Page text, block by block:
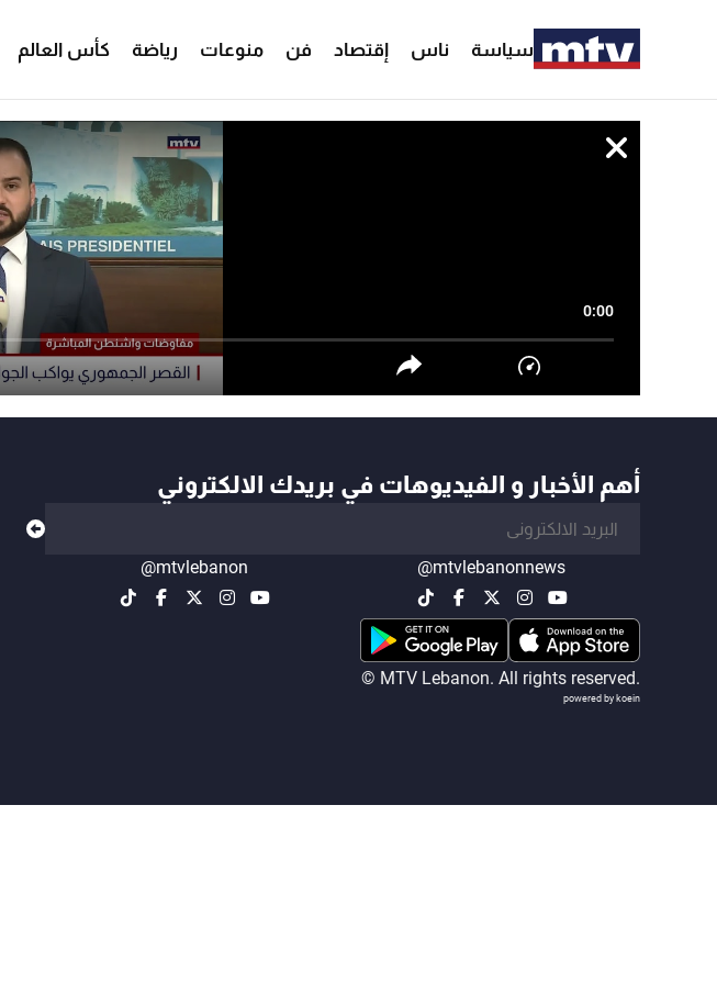
سياسة ناس إقتصاد فن منوعات رياضة كأس العالم
0:00
أهم الأخبار و الفيديوهات في بريدك الالكتروني
@mtvlebanonnews
@mtvlebanon
© MTV Lebanon. All rights reserved.
powered by koein